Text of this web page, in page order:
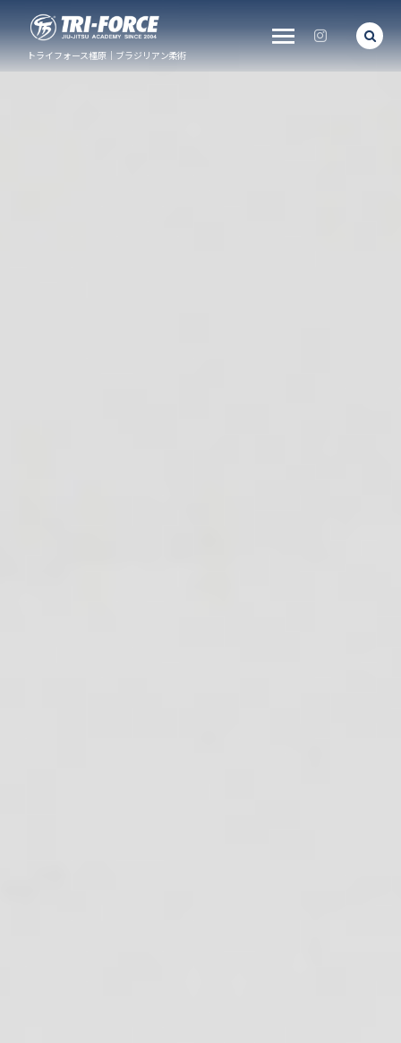
トライフォース橿原｜ブラジリアン柔術